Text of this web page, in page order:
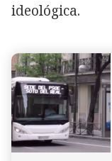
ideológica.